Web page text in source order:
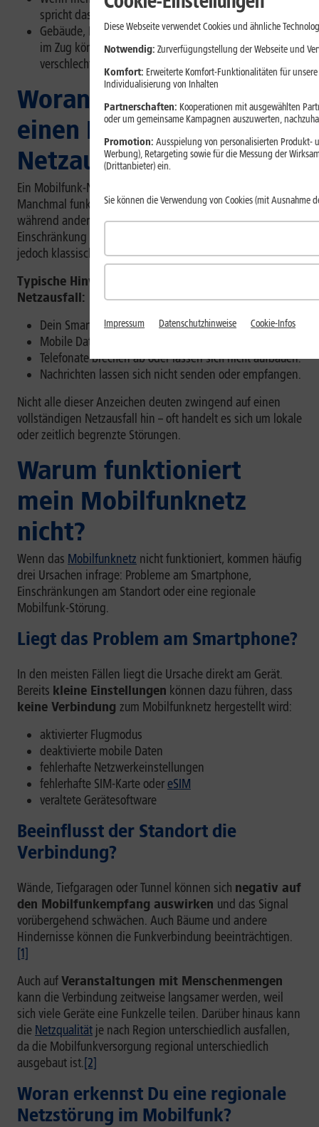
spricht das eher für eine lokale Netzstörung.
Gebäude, Keller, ländliche Regionen oder Bewegung
im Zug können den Mobilfunkempfang deutlich
verschlechtern.
Woran erkennst Du
einen Mobilfunk-
Netzausfall?
Ein Mobilfunk-Netzausfall zeigt sich nicht immer gleich.
Manchmal funktionieren nur einzelne Dienste nicht,
während andere weiterhin verfügbar sind. Nicht jede
Einschränkung ist automatisch ein Netzausfall. Es gibt
jedoch klassische Anzeichen.
Typische Hinweise für einen Mobilfunk-
Netzausfall:
Dein Smartphone hat kein Netz.
Mobile Daten funktionieren nicht.
Telefonate brechen ab oder lassen sich nicht aufbauen.
Nachrichten lassen sich nicht senden oder empfangen.
Nicht alle dieser Anzeichen deuten zwingend auf einen
vollständigen Netzausfall hin – oft handelt es sich um lokale
oder zeitlich begrenzte Störungen.
Warum funktioniert
mein Mobilfunknetz
nicht?
Wenn das Mobilfunknetz nicht funktioniert, kommen häufig
drei Ursachen infrage: Probleme am Smartphone,
Einschränkungen am Standort oder eine regionale
Mobilfunk-Störung.
Liegt das Problem am Smartphone?
In den meisten Fällen liegt die Ursache direkt am Gerät.
Bereits kleine Einstellungen können dazu führen, dass
keine Verbindung zum Mobilfunknetz hergestellt wird:
aktivierter Flugmodus
deaktivierte mobile Daten
fehlerhafte Netzwerkeinstellungen
fehlerhafte SIM-Karte odereSIM
veraltete Gerätesoftware
Beeinflusst der Standort die
Verbindung?
Wände, Tiefgaragen oder Tunnel können sich negativ auf
den Mobilfunkempfang auswirken und das Signal
vorübergehend schwächen. Auch Bäume und andere
Hindernisse können die Funkverbindung beeinträchtigen.
[1]
Auch aufVeranstaltungen mit Menschenmengen
kann die Verbindung zeitweise langsamer werden, weil
sich viele Geräte eine Funkzelle teilen. Darüber hinaus kann
die Netzqualität je nach Region unterschiedlich ausfallen,
da die Mobilfunkversorgung regional unterschiedlich
ausgebaut ist.[2]
Woran erkennst Du eine regionale
Netzstörung im Mobilfunk?
Diese Webseite verwendet Cookies und ähnliche
Notwendig: Zurverfügungstellung der Webseite und
Komfort: Erweiterte Komfort-Funktionalitäten für
Individualisierung von Inhalten
Partnerschaften: Kooperationen mit ausgewählten
oder um gemeinsame Kampagnen auszuwerten,
Promotion: Ausspielung von personalisierten Produkt-
Werbung), Retargeting sowie für die Messung der
(Drittanbieter) ein.
Sie können die Verwendung von Cookies (mit Ausnahme
Impressum Datenschutzhinweise Cookie-Infos